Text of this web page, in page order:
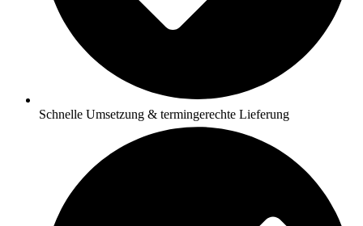
Schnelle Umsetzung & termingerechte Lieferung